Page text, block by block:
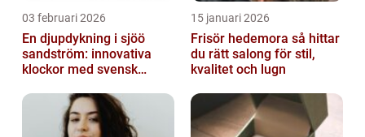
03 februari 2026
En djupdykning i sjöö
sandström: innovativa
klockor med svensk
15 januari 2026
Frisör hedemora så hittar
du rätt salong för stil,
kvalitet och lugn